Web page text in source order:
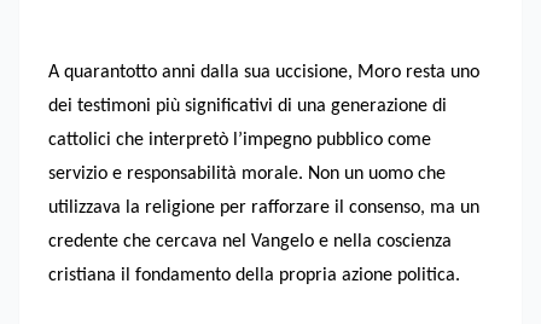
A quarantotto anni dalla sua uccisione, Moro resta uno
dei testimoni più significativi di una generazione di
cattolici che interpretò l’impegno pubblico come
servizio e responsabilità morale. Non un uomo che
utilizzava la religione per rafforzare il consenso, ma un
credente che cercava nel Vangelo e nella coscienza
cristiana il fondamento della propria azione politica.